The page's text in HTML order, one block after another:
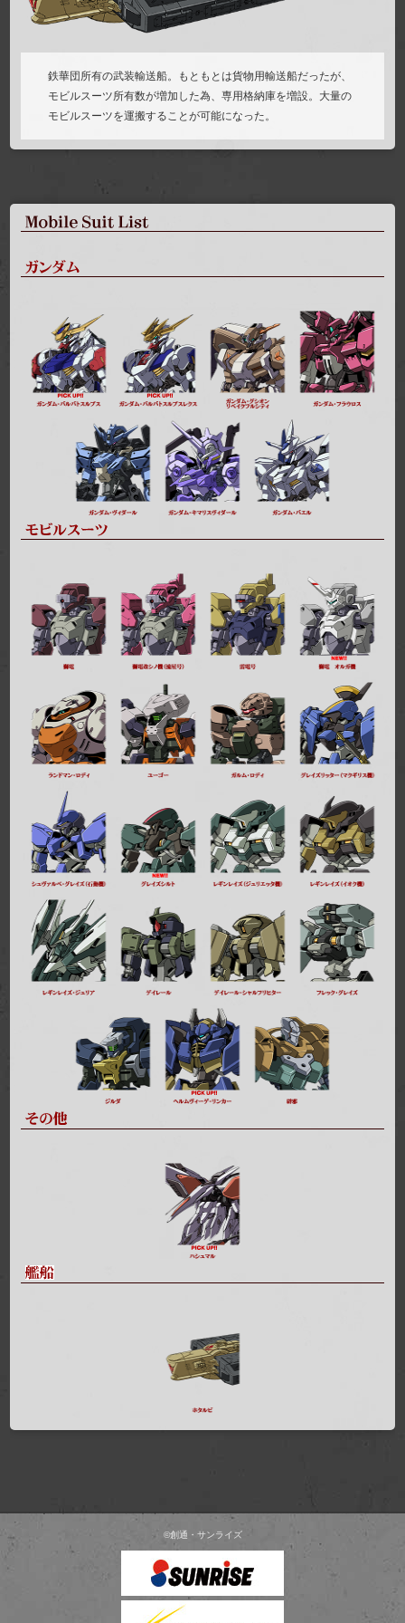
鉄華団所有の武装輸送船。もともとは貨物用輸送船だったが、
モビルスーツ所有数が増加した為、専用格納庫を増設。大量の
モビルスーツを運搬することが可能になった。
©創通・サンライズ